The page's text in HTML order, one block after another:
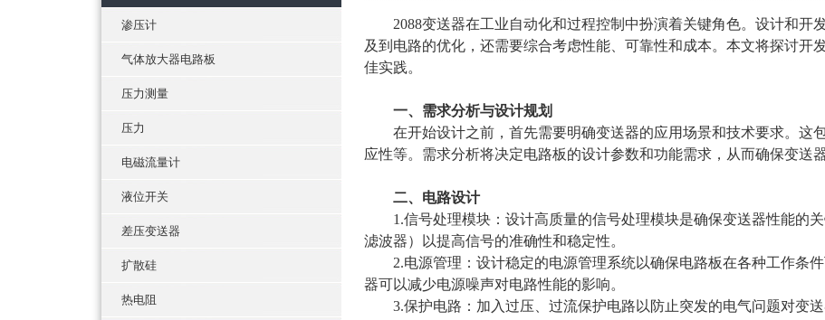
渗压计
气体放大器电路板
压力测量
压力
电磁流量计
液位开关
差压变送器
扩散硅
热电阻
2088变送器在工业自动化和过程控制中扮演着关键角色。设计和开
及到电路的优化，还需要综合考虑性能、可靠性和成本。本文将探讨开
佳实践。
一、需求分析与设计规划
在开始设计之前，首先需要明确变送器的应用场景和技术要求。这
应性等。需求分析将决定电路板的设计参数和功能需求，从而确保变送
二、电路设计
1.信号处理模块：设计高质量的信号处理模块是确保变送器性能的关
滤波器）以提高信号的准确性和稳定性。
2.电源管理：设计稳定的电源管理系统以确保电路板在各种工作条件
器可以减少电源噪声对电路性能的影响。
3.保护电路：加入过压、过流保护电路以防止突发的电气问题对变送